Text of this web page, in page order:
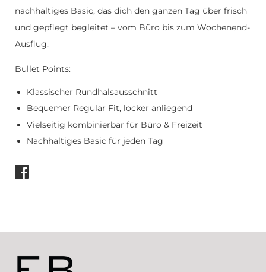
nachhaltiges Basic, das dich den ganzen Tag über frisch
und gepflegt begleitet – vom Büro bis zum Wochenend-
Ausflug.
Bullet Points:
Klassischer Rundhalsausschnitt
Bequemer Regular Fit, locker anliegend
Vielseitig kombinierbar für Büro & Freizeit
Nachhaltiges Basic für jeden Tag
Auf